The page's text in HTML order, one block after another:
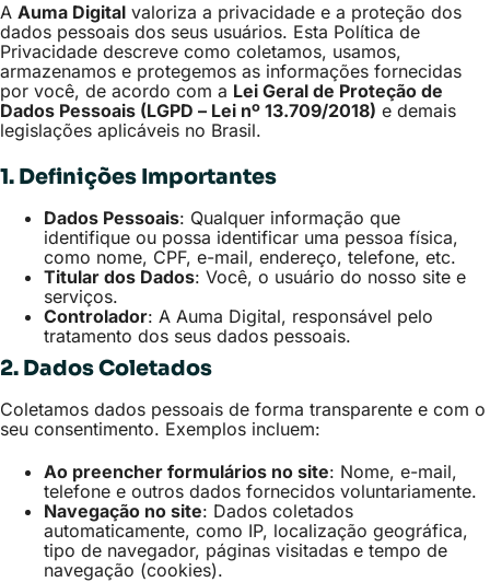
A Auma Digital valoriza a privacidade e a proteção dos
dados pessoais dos seus usuários. Esta Política de
Privacidade descreve como coletamos, usamos,
armazenamos e protegemos as informações fornecidas
por você, de acordo com a Lei Geral de Proteção de
Dados Pessoais (LGPD – Lei nº 13.709/2018) e demais
legislações aplicáveis no Brasil.
1. Definições Importantes
Dados Pessoais: Qualquer informação que
identifique ou possa identificar uma pessoa física,
como nome, CPF, e-mail, endereço, telefone, etc.
Titular dos Dados: Você, o usuário do nosso site e
serviços.
Controlador: A Auma Digital, responsável pelo
tratamento dos seus dados pessoais.
2. Dados Coletados
Coletamos dados pessoais de forma transparente e com o
seu consentimento. Exemplos incluem:
Ao preencher formulários no site: Nome, e-mail,
telefone e outros dados fornecidos voluntariamente.
Navegação no site: Dados coletados
automaticamente, como IP, localização geográfica,
tipo de navegador, páginas visitadas e tempo de
navegação (cookies).